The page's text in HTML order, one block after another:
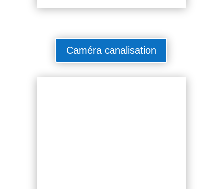
Caméra canalisation